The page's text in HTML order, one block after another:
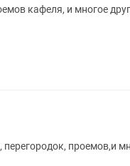
кафеля, и многое
проемов,и